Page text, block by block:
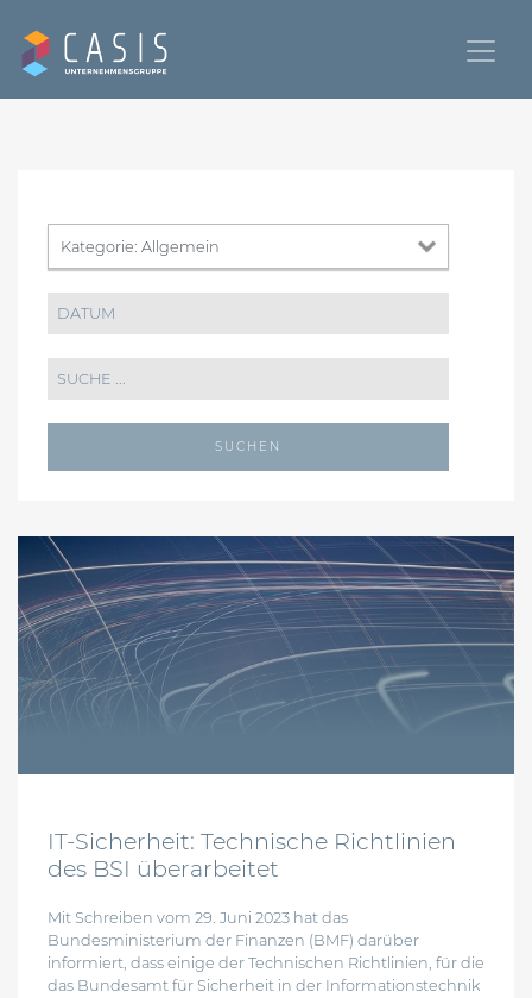
SUCHEN
IT-Sicherheit: Technische Richtlinien
des BSI überarbeitet
Mit Schreiben vom 29. Juni 2023 hat das
Bundesministerium der Finanzen (BMF) darüber
informiert, dass einige der Technischen Richtlinien, für die
das Bundesamt für Sicherheit in der Informationstechnik